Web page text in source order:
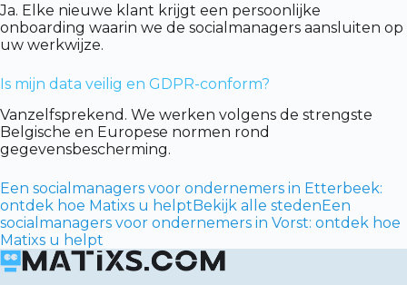
Ja. Elke nieuwe klant krijgt een persoonlijke
onboarding waarin we de socialmanagers aansluiten op
uw werkwijze.
Is mijn data veilig en GDPR-conform?
Vanzelfsprekend. We werken volgens de strengste
Belgische en Europese normen rond
gegevensbescherming.
Een socialmanagers voor ondernemers in Etterbeek:
ontdek hoe Matixs u helptBekijk alle stedenEen
socialmanagers voor ondernemers in Vorst: ontdek hoe
Matixs u helpt